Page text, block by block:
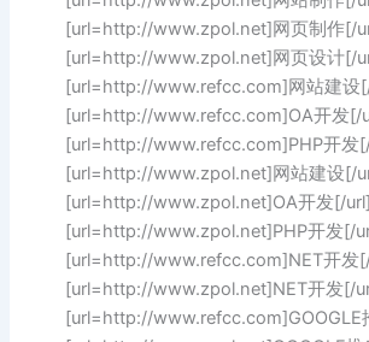
[url=http://www.zpol.net]网页制作[/
[url=http://www.zpol.net]网页设计[/
[url=http://www.refcc.com]网站建设
[url=http://www.refcc.com]OA开发[/
[url=http://www.refcc.com]PHP开发
[url=http://www.zpol.net]网站建设[/
[url=http://www.zpol.net]OA开发[/url]
[url=http://www.zpol.net]PHP开发[/
[url=http://www.refcc.com]NET开发
[url=http://www.zpol.net]NET开发[/
[url=http://www.refcc.com]GOOGLE